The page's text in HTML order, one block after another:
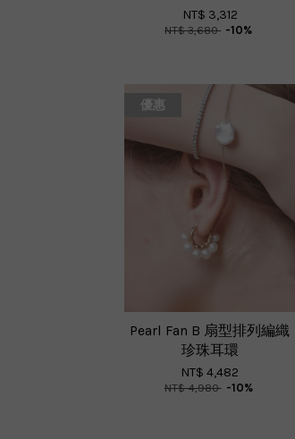
NT$ 3,312
NT$ 3,680 -10%
優惠
Pearl Fan B 扇型排列編織
珍珠耳環
NT$ 4,482
NT$ 4,980 -10%